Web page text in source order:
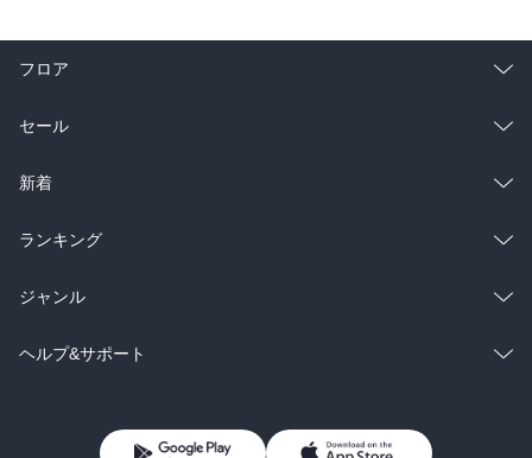
フロア
総合
ラノベ
雑誌・グラビア
BL・TL
セール
総合
ラノベ
雑誌・グラビア
BL・TL
新着
総合
ラノベ
雑誌・グラビア
ランキング
総合
ラノベ
ジャンル
コミック
ヘルプ&サポート